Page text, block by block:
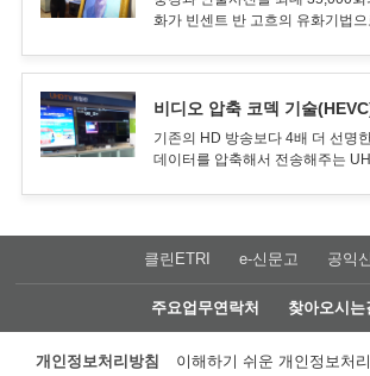
화가 빈센트 반 고흐의 유화기법
비디오 압축 코덱 기술
기존의 HD 방송보다 4배 더 선명
데이터를 압축해서 전송해주는
클린ETRI e-신문고 공익
주요업무연락처 찾아오시는
개인정보처리방침 이해하기 쉬운 개인정보처